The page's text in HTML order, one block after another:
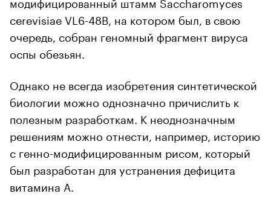
cerevisiae VL6-48B, на котором был, в свою
очередь, собран геномный фрагмент вируса
оспы обезьян.
Однако не всегда изобретения синтетической
биологии можно однозначно причислить к
полезным разработкам. К неоднозначным
решениям можно отнести, например, историю
с генно-модифицированным рисом, который
был разработан для устранения дефицита
витамина А.